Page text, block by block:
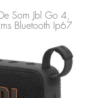
Som Jbl Go 4,
Bluetooth Ip67